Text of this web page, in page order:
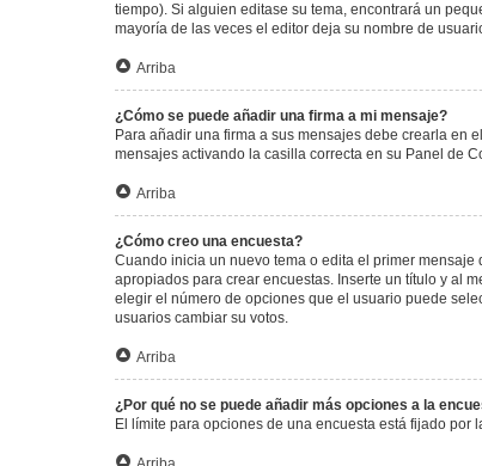
tiempo). Si alguien editase su tema, encontrará un
mayoría de las veces el editor deja su nombre de
Arriba
¿Cómo se puede añadir una firma a mi mensaje?
Para añadir una firma a sus mensajes debe crearla en
mensajes activando la casilla correcta en su Panel de
Arriba
¿Cómo creo una encuesta?
Cuando inicia un nuevo tema o edita el primer
apropiados para crear encuestas. Inserte un título y al
elegir el número de opciones que el usuario puede
usuarios cambiar su votos.
Arriba
¿Por qué no se puede añadir más opciones a la
El límite para opciones de una encuesta está fijado